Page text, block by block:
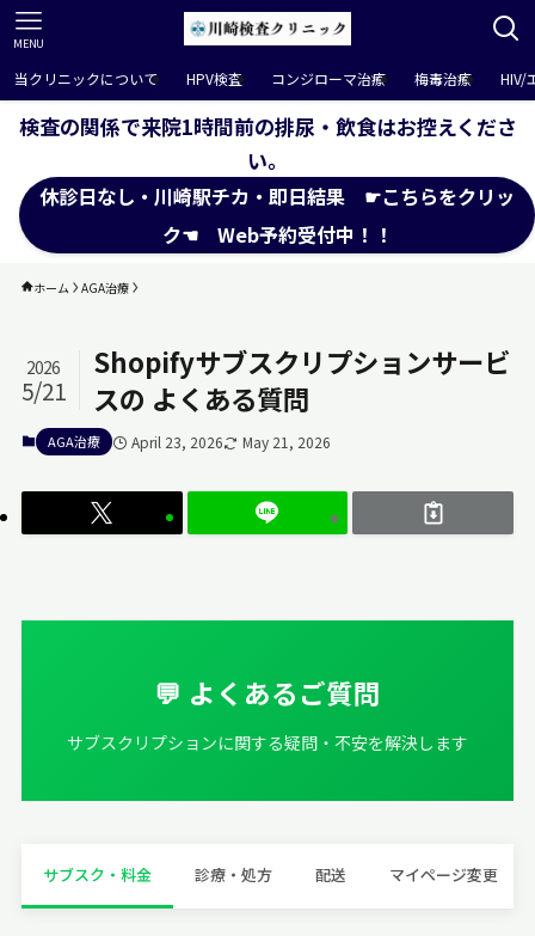
MENU
当クリニックについて HPV検査 コンジローマ治療 梅毒治療 HIV/
検査の関係で来院1時間前の排尿・飲食はお控えくださ
い。
休診日なし・川崎駅チカ・即日結果 ☛こちらをクリッ
ク☚ Web予約受付中！！
ホーム AGA治療
Shopifyサブスクリプションサービ
スの よくある質問
2026
5/21
AGA治療 April 23, 2026 May 21, 2026
💬 よくあるご質問
サブスクリプションに関する疑問・不安を解決します
サブスク・料金 診療・処方 配送 マイページ変更